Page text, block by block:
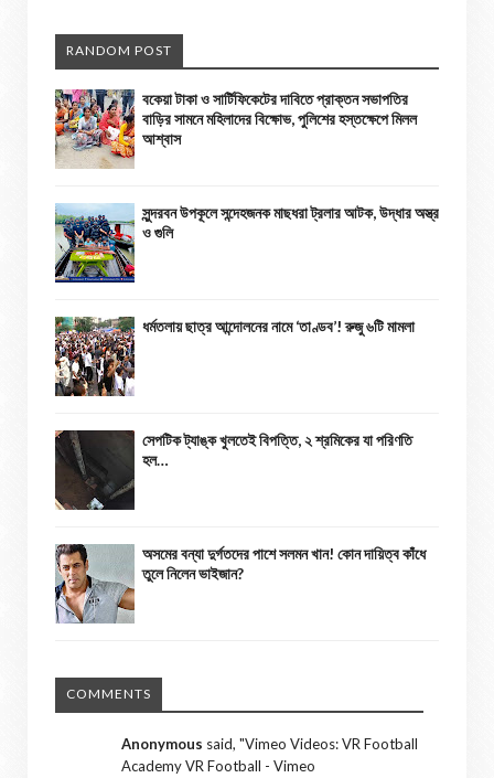
RANDOM POST
বকেয়া টাকা ও সার্টিফিকেটের দাবিতে প্রাক্তন সভাপতির
বাড়ির সামনে মহিলাদের বিক্ষোভ, পুলিশের হস্তক্ষেপে মিলল
আশ্বাস
সুন্দরবন উপকূলে সন্দেহজনক মাছধরা ট্রলার আটক, উদ্ধার অস্ত্র
ও গুলি
ধর্মতলায় ছাত্র আন্দোলনের নামে ‘তাণ্ডব’! রুজু ৬টি মামলা
সেপটিক ট্যাঙ্ক খুলতেই বিপত্তি, ২ শ্রমিকের যা পরিণতি
হল…
অসমের বন্যা দুর্গতদের পাশে সলমন খান! কোন দায়িত্ব কাঁধে
তুলে নিলেন ভাইজান?
COMMENTS
Anonymous said, "Vimeo Videos: VR Football
Academy VR Football - Vimeo